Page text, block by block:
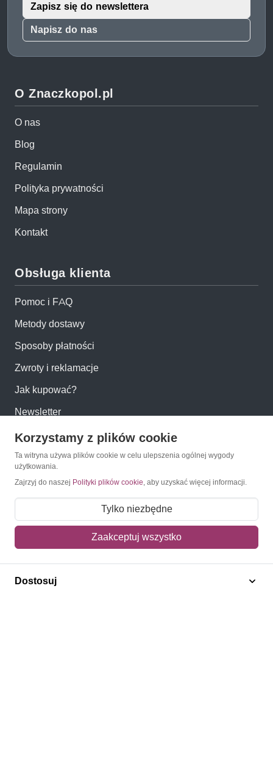
Napisz do nas
Zapisz się do newslettera
O Znaczkopol.pl
O nas
Blog
Regulamin
Polityka prywatności
Mapa strony
Kontakt
Obsługa klienta
Pomoc i FAQ
Metody dostawy
Sposoby płatności
Zwroty i reklamacje
Jak kupować?
Newsletter
Konto
Moje konto
Moje zamówienia
Mój koszyk
Adres dostawy
Polecamy
Korzystamy z plików cookie
Ta witryna używa plików cookie w celu ulepszenia ogólnej wygody
użytkowania.
Zajrzyj do naszej Polityki plików cookie, aby uzyskać więcej informacji.
Tylko niezbędne
Zaakceptuj wszystko
Dostosuj